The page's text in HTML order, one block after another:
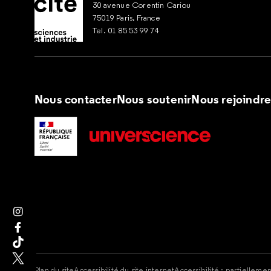
Suivez nous sur Instagram
Suivez nous sur Facebook
30 avenue Corentin Cariou
75019 Paris, France
Tel. 01 85 53 99 74
Nous contacterNous soutenirNous rejoindre